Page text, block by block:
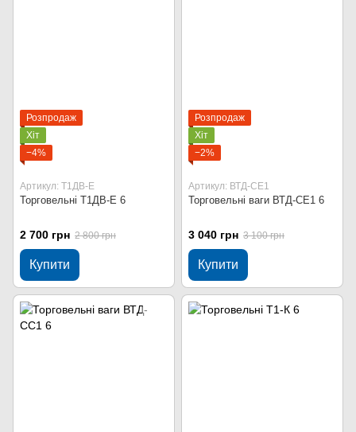
Розпродаж
Хіт
−4%
Артикул: Т1ДВ-Е
Торговельні Т1ДВ-Е 6
2 700 грн 2 800 грн
Купити
Розпродаж
Хіт
−2%
Артикул: ВТД-СЕ1
Торговельні ваги ВТД-СЕ1 6
3 040 грн 3 100 грн
Купити